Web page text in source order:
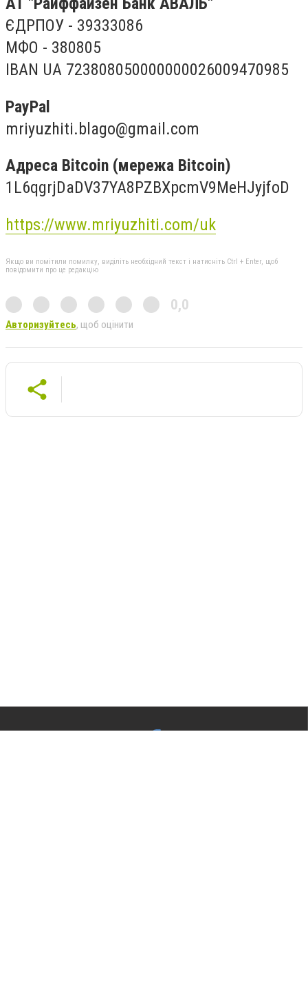
ЄДРПОУ - 39333086
МФО - 380805
IBAN UA 723808050000000026009470985
PayPal
mriyuzhiti.blago@gmail.com
Адреса Bitcoin (мережа Bitcoin)
1L6qgrjDaDV37YA8PZBXpcmV9MeHJyjfoD
https://www.mriyuzhiti.com/uk
Якщо ви помітили помилку, виділіть необхідний текст і натисніть Ctrl + Enter, щоб
повідомити про це редакцію
0,0
Авторизуйтесь, щоб оцінити